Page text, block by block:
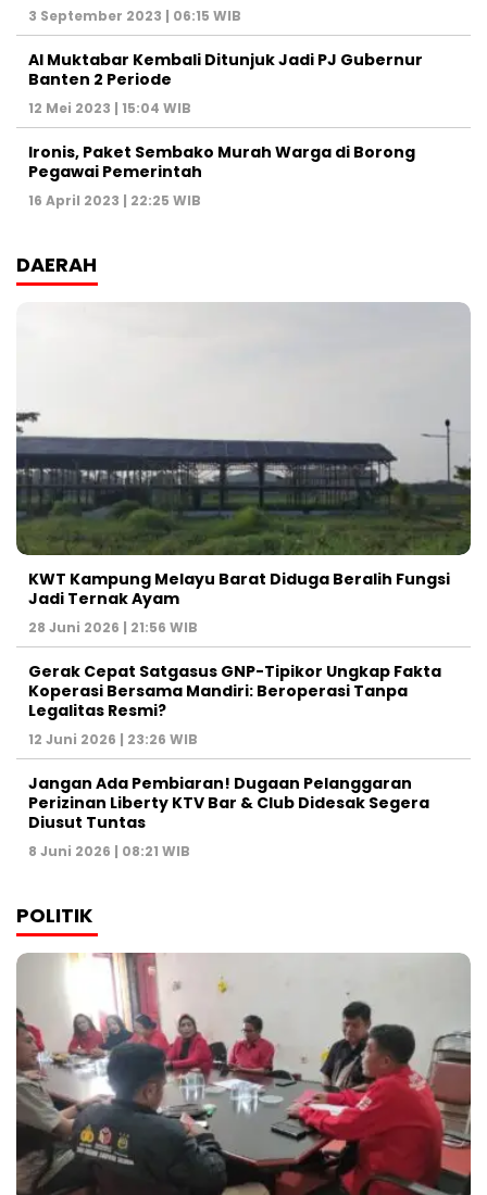
3 September 2023 | 06:15 WIB
Al Muktabar Kembali Ditunjuk Jadi PJ Gubernur
Banten 2 Periode
12 Mei 2023 | 15:04 WIB
Ironis, Paket Sembako Murah Warga di Borong
Pegawai Pemerintah
16 April 2023 | 22:25 WIB
DAERAH
KWT Kampung Melayu Barat Diduga Beralih Fungsi
Jadi Ternak Ayam
28 Juni 2026 | 21:56 WIB
Gerak Cepat Satgasus GNP-Tipikor Ungkap Fakta
Koperasi Bersama Mandiri: Beroperasi Tanpa
Legalitas Resmi?
12 Juni 2026 | 23:26 WIB
Jangan Ada Pembiaran! Dugaan Pelanggaran
Perizinan Liberty KTV Bar & Club Didesak Segera
Diusut Tuntas
8 Juni 2026 | 08:21 WIB
POLITIK